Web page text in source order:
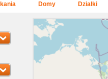
Domy Działki